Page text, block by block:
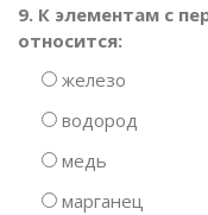
9. К элементам с
относится:
железо
водород
медь
марганец